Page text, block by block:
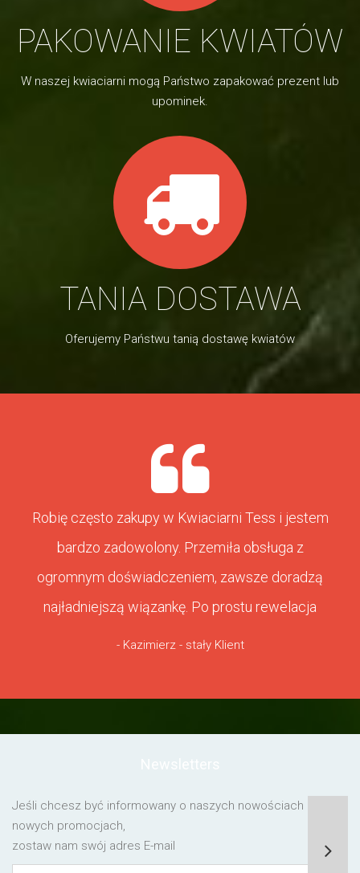
PAKOWANIE KWIATÓW
W naszej kwiaciarni mogą Państwo zapakować prezent lub
upominek.
TANIA DOSTAWA
Oferujemy Państwu tanią dostawę kwiatów
Robię często zakupy w Kwiaciarni Tess i jestem
bardzo zadowolony. Przemiła obsługa z
ogromnym doświadczeniem, zawsze doradzą
najładniejszą wiązankę. Po prostu rewelacja
- Kazimierz - stały Klient
Jeśli chcesz być informowany o naszych nowościach lub o
nowych promocjach,
zostaw nam swój adres E-mail